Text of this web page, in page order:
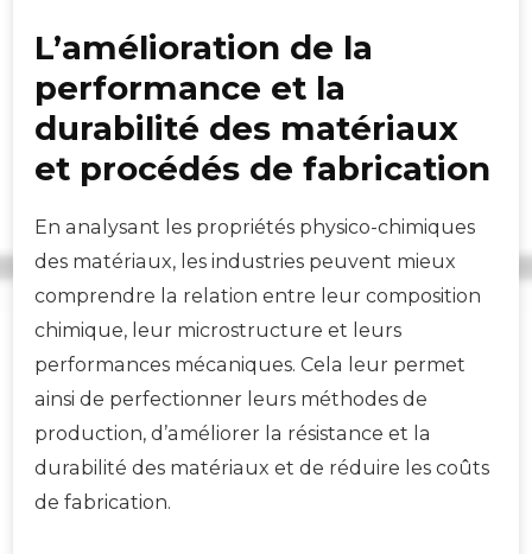
L’amélioration de la
performance et la
durabilité des matériaux
et procédés de fabrication
En analysant les propriétés physico-chimiques
des matériaux, les industries peuvent mieux
comprendre la relation entre leur composition
chimique, leur microstructure et leurs
performances mécaniques. Cela leur permet
ainsi de perfectionner leurs méthodes de
production, d’améliorer la résistance et la
durabilité des matériaux et de réduire les coûts
de fabrication.